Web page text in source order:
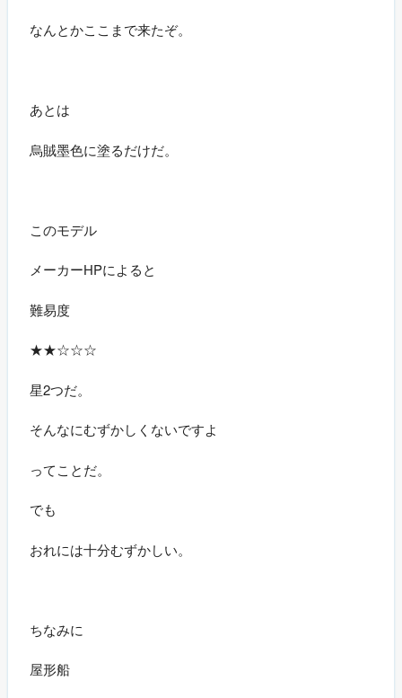
なんとかここまで来たぞ。
あとは
烏賊墨色に塗るだけだ。
このモデル
メーカーHPによると
難易度
★★☆☆☆
星2つだ。
そんなにむずかしくないですよ
ってことだ。
でも
おれには十分むずかしい。
ちなみに
屋形船